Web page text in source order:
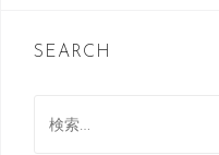
ナ
ゲ
SEARCH
索: